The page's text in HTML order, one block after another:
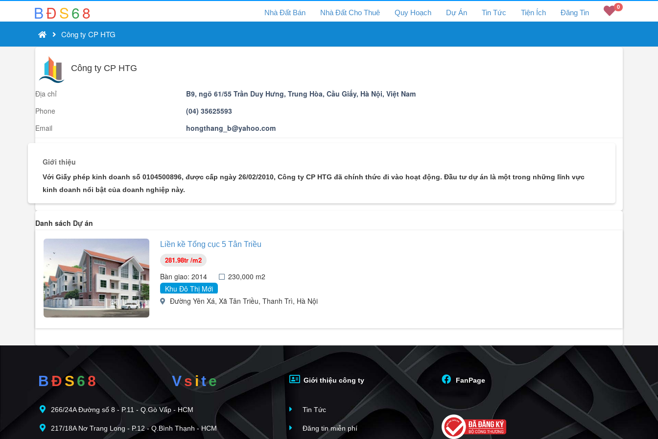
BĐS68 Nhà Đất Bán Nhà Đất Cho Thuê Quy Hoạch Dự Án Tin Tức Tiện Ích Đăng Tin
0
Công ty CP HTG
Công ty CP HTG
Địa chỉ
B9, ngõ 61/55 Trần Duy Hưng, Trung Hòa, Cầu Giấy, Hà Nội, Việt Nam
Phone
(04) 35625593
Email
hongthang_b@yahoo.com
Giới thiệu
Với Giấy phép kinh doanh số 0104500896, được cấp ngày 26/02/2010, Công ty CP HTG đã chính thức đi vào hoạt động. Đầu tư dự án là một trong những lĩnh vực
kinh doanh nổi bật của doanh nghiệp này.
Danh sách Dự án
Liền kề Tổng cục 5 Tân Triều
281.98tr /m2
Bàn giao: 2014
230,000 m2
Khu Đô Thị Mới
Đường Yên Xá, Xã Tân Triều, Thanh Trì, Hà Nội
BĐ S 6 8 Vsite
266/24A Đường số 8 - P.11 - Q.Gò Vấp - HCM
217/18A Nơ Trang Long - P.12 - Q.Bình Thạnh - HCM
Giới thiệu công ty
Tin Tức
Đăng tin miễn phí
FanPage